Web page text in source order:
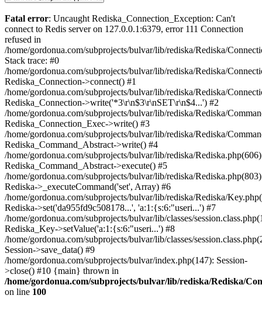
Fatal error: Uncaught Rediska_Connection_Exception: Can't
connect to Redis server on 127.0.0.1:6379, error 111 Connection
refused in
/home/gordonua.com/subprojects/bulvar/lib/rediska/Rediska/
Stack trace: #0
/home/gordonua.com/subprojects/bulvar/lib/rediska/Rediska/
Rediska_Connection->connect() #1
/home/gordonua.com/subprojects/bulvar/lib/rediska/Rediska/
Rediska_Connection->write('*3\r\n$3\r\nSET\r\n$4...') #2
/home/gordonua.com/subprojects/bulvar/lib/rediska/Rediska/
Rediska_Connection_Exec->write() #3
/home/gordonua.com/subprojects/bulvar/lib/rediska/Rediska/
Rediska_Command_Abstract->write() #4
/home/gordonua.com/subprojects/bulvar/lib/rediska/
Rediska_Command_Abstract->execute() #5
/home/gordonua.com/subprojects/bulvar/lib/rediska/
Rediska->_executeCommand('set', Array) #6
/home/gordonua.com/subprojects/bulvar/lib/rediska/Rediska/
Rediska->set('da955fd9c508178...', 'a:1:{s:6:"useri...') #7
/home/gordonua.com/subprojects/bulvar/lib/classes/
Rediska_Key->setValue('a:1:{s:6:"useri...') #8
/home/gordonua.com/subprojects/bulvar/lib/classes/
Session->save_data() #9
/home/gordonua.com/subprojects/bulvar/index.php(147): Session-
>close() #10 {main} thrown in
/home/gordonua.com/subprojects/bulvar/lib/rediska/Rediska/
on line 100